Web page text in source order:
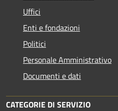
Uffici
Enti e fondazioni
Politici
Personale Amministrativo
Documenti e dati
CATEGORIE DI SERVIZIO